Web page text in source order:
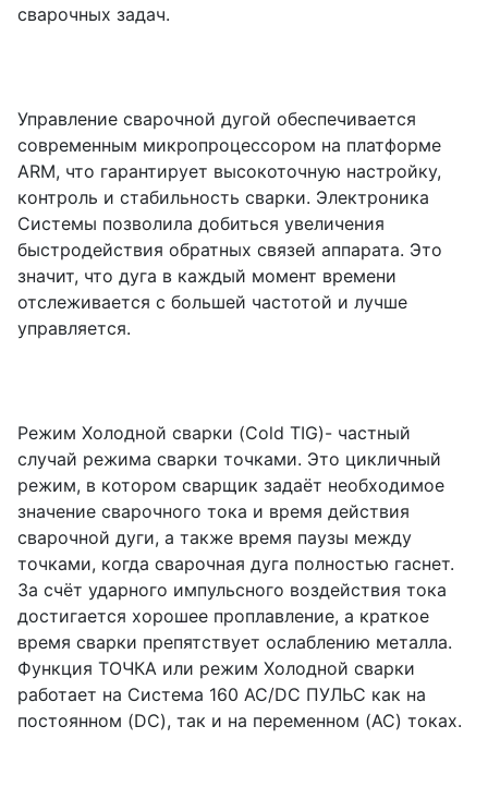
сварочных задач.
Управление сварочной дугой обеспечивается
современным микропроцессором на платформе
ARM, что гарантирует высокоточную настройку,
контроль и стабильность сварки. Электроника
Системы позволила добиться увеличения
быстродействия обратных связей аппарата. Это
значит, что дуга в каждый момент времени
отслеживается с большей частотой и лучше
управляется.
Режим Холодной сварки (Cold TIG)- частный
случай режима сварки точками. Это цикличный
режим, в котором сварщик задаёт необходимое
значение сварочного тока и время действия
сварочной дуги, а также время паузы между
точками, когда сварочная дуга полностью гаснет.
За счёт ударного импульсного воздействия тока
достигается хорошее проплавление, а краткое
время сварки препятствует ослаблению металла.
Функция ТОЧКА или режим Холодной сварки
работает на Система 160 AC/DC ПУЛЬС как на
постоянном (DC), так и на переменном (AC) токах.